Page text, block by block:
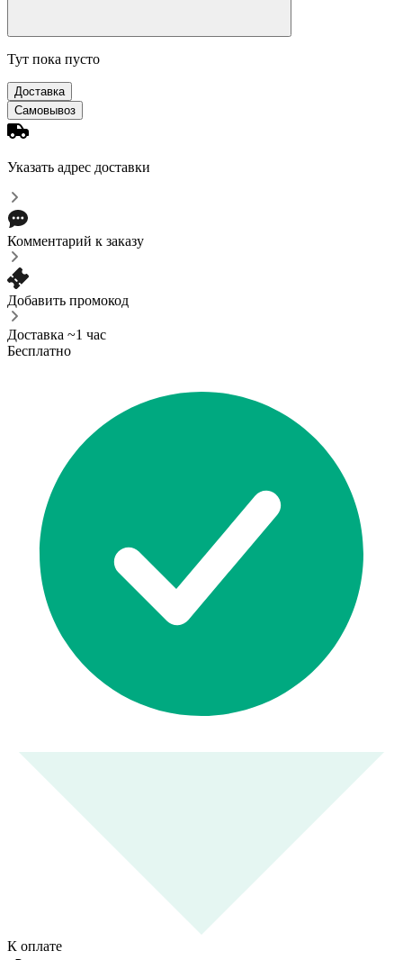
Тут пока пусто
Доставка
Самовывоз
Указать адрес доставки
Комментарий к заказу
Добавить промокод
Доставка ~1 час
Бесплатно
К оплате